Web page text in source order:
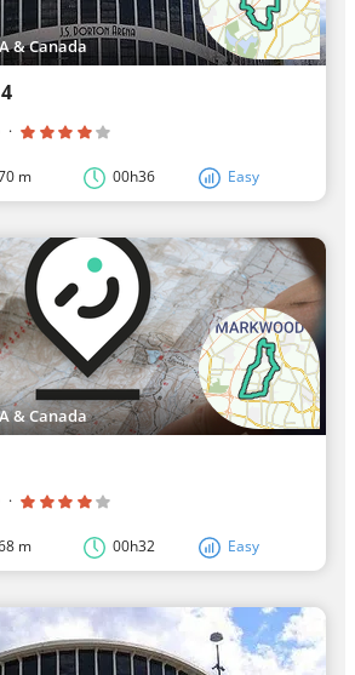
& Canada
·
m 00h36 Easy
& Canada
·
m 00h32 Easy